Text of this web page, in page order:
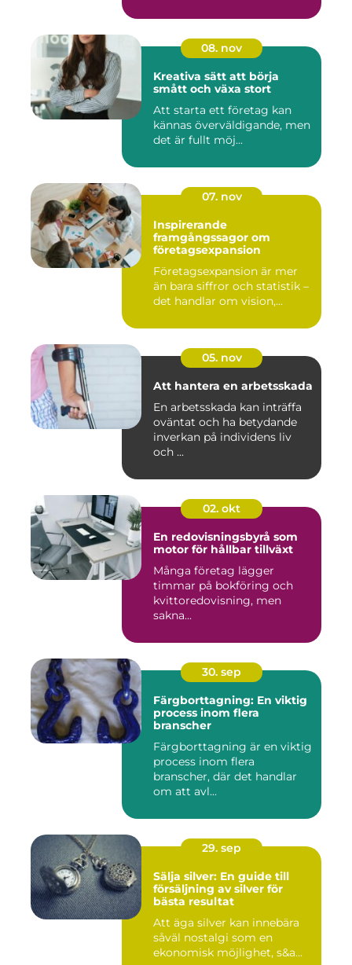
08. nov
Kreativa sätt att börja
smått och växa stort
Att starta ett företag kan
kännas överväldigande, men
det är fullt möj...
07. nov
Inspirerande
framgångssagor om
företagsexpansion
Företagsexpansion är mer
än bara siffror och statistik –
det handlar om vision,...
05. nov
Att hantera en arbetsskada
En arbetsskada kan inträffa
oväntat och ha betydande
inverkan på individens liv
och ...
02. okt
En redovisningsbyrå som
motor för hållbar tillväxt
Många företag lägger
timmar på bokföring och
kvittoredovisning, men
sakna...
30. sep
Färgborttagning: En viktig
process inom flera
branscher
Färgborttagning är en viktig
process inom flera
branscher, där det handlar
om att avl...
29. sep
Sälja silver: En guide till
försäljning av silver för
bästa resultat
Att äga silver kan innebära
såväl nostalgi som en
ekonomisk möjlighet, s&a...